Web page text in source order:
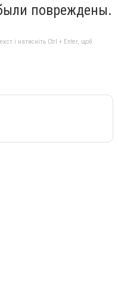
повреждены.
і натисніть Ctrl + Enter, щоб